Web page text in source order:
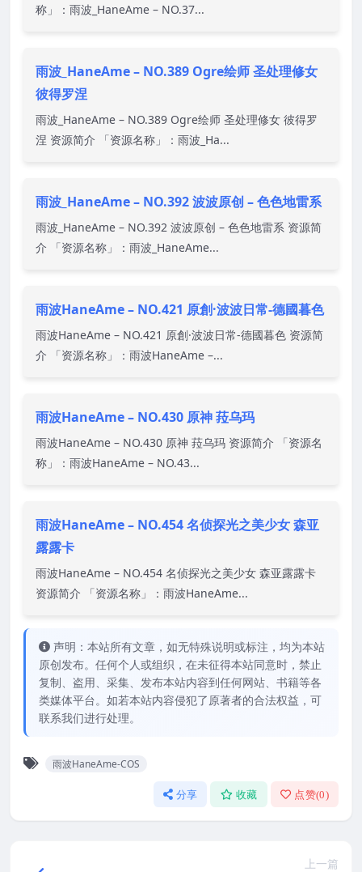
称」：雨波_HaneAme – NO.37...
雨波_HaneAme – NO.389 Ogre绘师 圣处理修女
彼得罗涅
雨波_HaneAme – NO.389 Ogre绘师 圣处理修女 彼得罗
涅 资源简介 「资源名称」：雨波_Ha...
雨波_HaneAme – NO.392 波波原创 – 色色地雷系
雨波_HaneAme – NO.392 波波原创 – 色色地雷系 资源简
介 「资源名称」：雨波_HaneAme...
雨波HaneAme – NO.421 原創·波波日常-德國暮色
雨波HaneAme – NO.421 原創·波波日常-德國暮色 资源简
介 「资源名称」：雨波HaneAme –...
雨波HaneAme – NO.430 原神 菈乌玛
雨波HaneAme – NO.430 原神 菈乌玛 资源简介 「资源名
称」：雨波HaneAme – NO.43...
雨波HaneAme – NO.454 名侦探光之美少女 森亚
露露卡
雨波HaneAme – NO.454 名侦探光之美少女 森亚露露卡
资源简介 「资源名称」：雨波HaneAme...
声明：本站所有文章，如无特殊说明或标注，均为本站
原创发布。任何个人或组织，在未征得本站同意时，禁止
复制、盗用、采集、发布本站内容到任何网站、书籍等各
类媒体平台。如若本站内容侵犯了原著者的合法权益，可
联系我们进行处理。
雨波HaneAme-COS
分享 收藏 点赞(0)
上一篇